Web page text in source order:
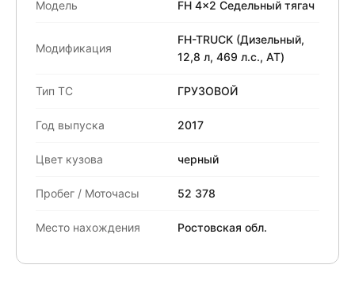
Модель FH 4x2 Седельный тягач
Модификация
FH-TRUCK (Дизельный,
12,8 л, 469 л.с., АТ)
Тип ТС ГРУЗОВОЙ
Год выпуска 2017
Цвет кузова черный
Пробег / Моточасы 52 378
Место нахождения Ростовская обл.